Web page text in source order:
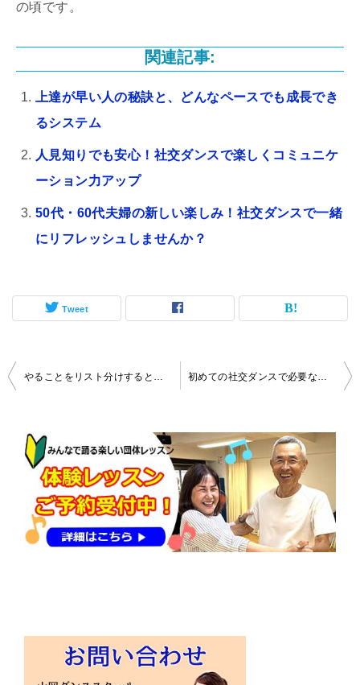
の頃です。
関連記事:
上達が早い人の秘訣と、どんなペースでも成長でき
るシステム
人見知りでも安心！社交ダンスで楽しくコミュニケ
ーション力アップ
50代・60代夫婦の新しい楽しみ！社交ダンスで一緒
にリフレッシュしませんか？
Tweet
投
やることをリスト分けすると、社交ダンスも違って見えてきます 初めての社交ダンスで必要なもの